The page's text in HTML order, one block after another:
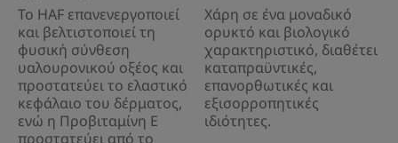
Το HAF επανενεργοποιεί
και βελτιστοποιεί τη
φυσική σύνθεση
υαλουρονικού οξέος και
προστατεύει το ελαστικό
κεφάλαιο του δέρματος,
ενώ η Προβιταμίνη Ε
προστατεύει από το
Χάρη σε ένα μοναδικό
ορυκτό και βιολογικό
χαρακτηριστικό, διαθέτει
καταπραϋντικές,
επανορθωτικές και
εξισορροπητικές
ιδιότητες.